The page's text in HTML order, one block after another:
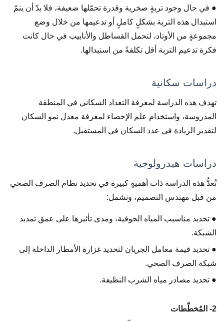
● في حال وجود تربةٍ صخرية وقدرة تحمّلها ضعيفة، فلا بدّ أن يتمّ
استبدال هذه التربة بشكلٍ كاملٍ أو تدعيمها من خلال وضع
مجموعةٍ من الأوتاد، لتحمل القساطل والأنابيب في حال كانت
فكرة تدعيم التربة أقل تكلفةً من استبدالها.
دراسات سكانية
تهدف هذه الدراسة لمعرفة التعداد السكاني في المنطقة
المدروسة، واستخدام علم الإحصاء لمعرفة معدل نمو السكان
لتقدير الزيادة في عدد السكان في المستقبل.
دراسات هيدرولوجية
تُعدُّ هذه الدراسة ذات أهميةٍ كبيرة في تحديد نظام الصرف الصحي
من قبل مهندس التصميم، وتشمل:
● تحديد مناسيب المياه الجوفية، ومدى تأثيرها على عمق تمديد
الشبكة.
● تحديد قيمة معامل الجريان لتحديد غزارة الأمطار الداخلة إلى
شبكة الصرف الصحي.
● تحديد مصادر مياه الشرب النظيفة.
2- المُخطّطات